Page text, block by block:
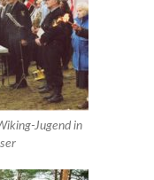
Jugend in